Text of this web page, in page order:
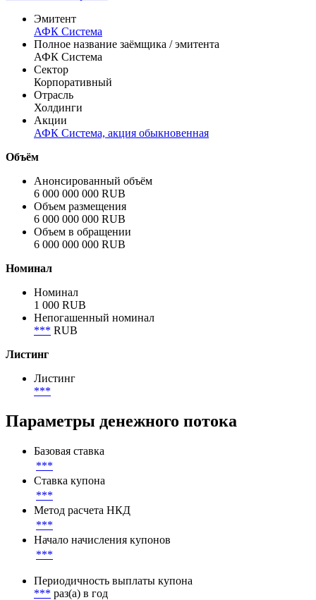
Эмитент
АФК Система
Полное название заёмщика / эмитента
АФК Система
Сектор
Корпоративный
Отрасль
Холдинги
Акции
АФК Система, акция обыкновенная
Объём
Анонсированный объём
6 000 000 000 RUB
Объем размещения
6 000 000 000 RUB
Объем в обращении
6 000 000 000 RUB
Номинал
Номинал
1 000 RUB
Непогашенный номинал
*** RUB
Листинг
Листинг
***
Параметры денежного потока
Базовая ставка
***
Ставка купона
***
Метод расчета НКД
***
Начало начисления купонов
***
Периодичность выплаты купона
*** раз(а) в год